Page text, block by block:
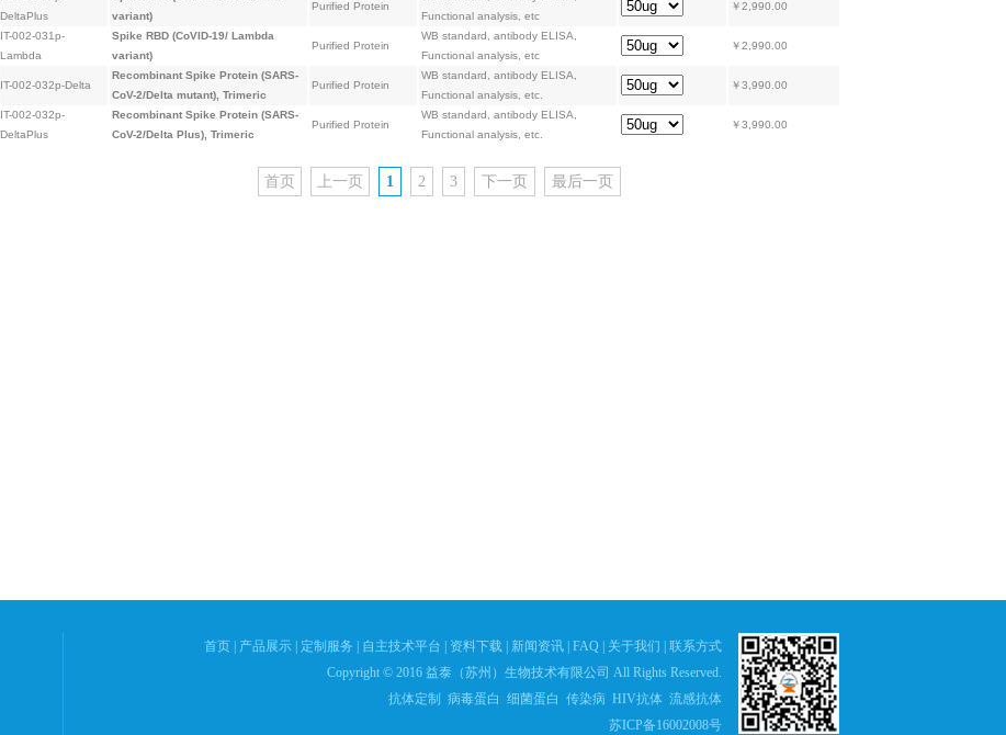
DeltaPlus
variant)
Purified Protein
Functional analysis, etc
￥2,990.00
IT-002-031p-
Lambda
Spike RBD (CoVID-19/ Lambda
variant)
Purified Protein
WB standard, antibody ELISA,
Functional analysis, etc
￥2,990.00
IT-002-032p-Delta
Recombinant Spike Protein (SARS-
CoV-2/Delta mutant), Trimeric
Purified Protein
WB standard, antibody ELISA,
Functional analysis, etc.
￥3,990.00
IT-002-032p-
DeltaPlus
Recombinant Spike Protein (SARS-
CoV-2/Delta Plus), Trimeric
Purified Protein
WB standard, antibody ELISA,
Functional analysis, etc.
￥3,990.00
首页 上一页 1 2 3 下一页 最后一页
首页 产品展示 定制服务 自主技术平台 资料下载 新闻资讯 FAQ 关于我们
联系方式
Copyright © 2016 益泰（苏州）生物技术有限公司 All Rights Reserved.
抗体定制 病毒蛋白 细菌蛋白 传染病 HIV抗体 流感抗体
苏ICP备16002008号